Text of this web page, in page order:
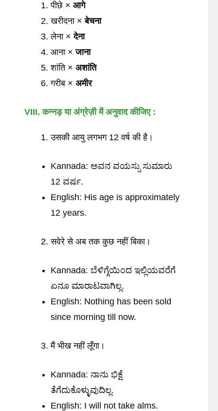
पीछे × आगे
खरीदना ×बेचना
लेना ×देना
आना ×जाना
शांति × अशांति
गरीब × अमीर
VIII.कन्नड़ या अंग्रेज़ी में अनुवाद कीजिए:
उसकी आयु लगभग 12 वर्ष की है।
Kannada: ಅವನ ವಯಸ್ಸು ಸುಮಾರು
12 ವರ್ಷ.
English: His age is approximately
12 years.
सवेरे से अब तक कुछ नहीं बिका।
Kannada: ಬೆಳಿಗ್ಗೆಯಿಂದ ಇಲ್ಲಿಯವರೆಗೆ
ಏನೂ ಮಾರಾಟವಾಗಿಲ್ಲ.
English: Nothing has been sold
since morning till now.
मैं भीख नहीं लूँगा।
Kannada: ನಾನು ಭಿಕ್ಷೆ
ತೆಗೆದುಕೊಳ್ಳುವುದಿಲ್ಲ.
English: I will not take alms.